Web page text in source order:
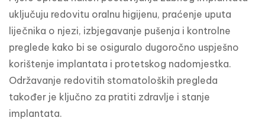
uključuju redovitu oralnu higijenu, praćenje uputa
liječnika o njezi, izbjegavanje pušenja i kontrolne
preglede kako bi se osiguralo dugoročno uspješno
korištenje implantata i protetskog nadomjestka.
Održavanje redovitih stomatoloških pregleda
također je ključno za pratiti zdravlje i stanje
implantata.